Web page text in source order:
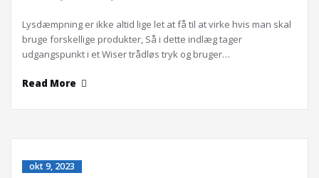
Lysdæmpning er ikke altid lige let at få til at virke hvis man skal
bruge forskellige produkter, Så i dette indlæg tager
udgangspunkt i et Wiser trådløs tryk og bruger…
Read More
okt 9, 2023